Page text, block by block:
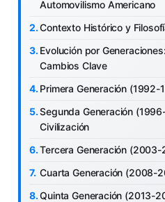
Automovilismo Americano
Contexto Histórico y
Evolución por
Cambios Clave
Primera Generación
Segunda Generación
Civilización
Tercera Generación (2003-
Cuarta Generación (2008-
Quinta Generación (2013-